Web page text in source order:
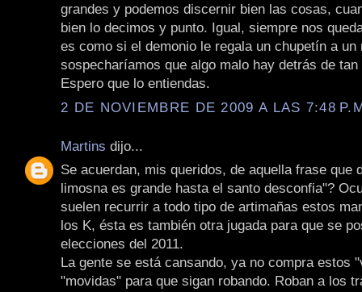
grandes y podemos discernir bien las cosas,
bien lo decimos y punto. Igual, siempre nos
es como si el demonio le regala un chupetín a un
sospecharíamos que algo malo hay detrás de tan
Espero que lo entiendas.
2 DE NOVIEMBRE DE 2009 A LAS 7:48
Martins dijo...
Se acuerdan, mis queridos, de aquella frase que
limosna es grande hasta el santo desconfia"?
suelen recurrir a todo tipo de artimañas estos
los K, ésta es también otra jugada para que se
elecciones del 2011.
La gente se está cansando, ya no compra estos
"movidas" para que sigan robando. Roban a los